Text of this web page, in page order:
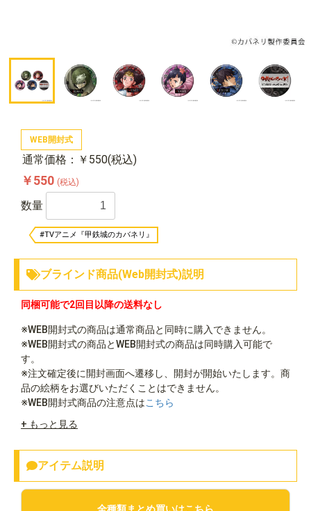
WEB開封式
通常価格：￥550(税込)
￥550 (税込)
数量
#TVアニメ『甲鉄城のカバネリ』
ブラインド商品(Web開封式)説明
同梱可能で2回目以降の送料なし
※WEB開封式の商品は通常商品と同時に購入できません。
※WEB開封式の商品とWEB開封式の商品は同時購入可能で
す。
※注文確定後に開封画面へ遷移し、開封が開始いたします。商
品の絵柄をお選びいただくことはできません。
※WEB開封式商品の注意点はこちら
+ もっと見る
アイテム説明